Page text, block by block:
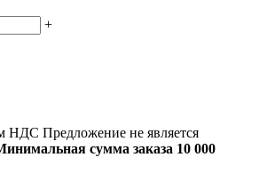
+
НДС Предложение не является
сумма заказа 10 000